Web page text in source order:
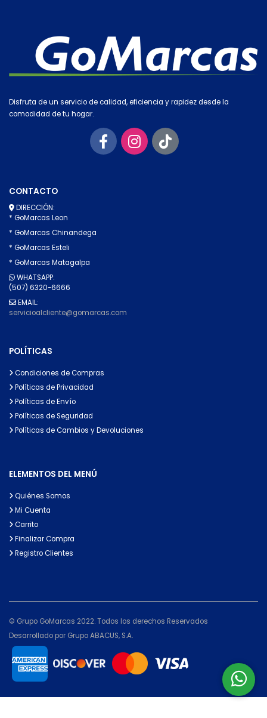
Disfruta de un servicio de calidad, eficiencia y rapidez desde la
comodidad de tu hogar.
CONTACTO
DIRECCIÓN:
* GoMarcas Leon
* GoMarcas Chinandega
* GoMarcas Esteli
* GoMarcas Matagalpa
WHATSAPP:
(507) 6320-6666
EMAIL:
servicioalcliente@gomarcas.com
POLÍTICAS
Condiciones de Compras
Políticas de Privacidad
Políticas de Envío
Políticas de Seguridad
Políticas de Cambios y Devoluciones
ELEMENTOS DEL MENÚ
Quiénes Somos
Mi Cuenta
Carrito
Finalizar Compra
Registro Clientes
© Grupo GoMarcas 2022. Todos los derechos Reservados
Desarrollado por Grupo ABACUS, S.A.